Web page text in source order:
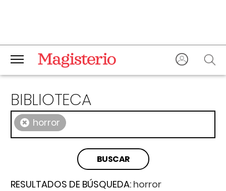
BIBLIOTECA
× horror
RESULTADOS DE BÚSQUEDA: horror